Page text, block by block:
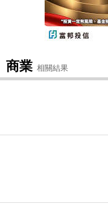
商業 相關結果